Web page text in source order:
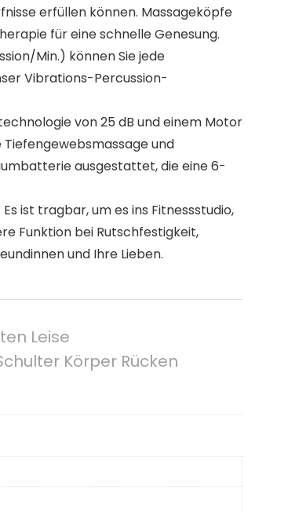
erfüllen können. Massageköpfe
für eine schnelle Genesung.
Min.) können Sie jede
Vibrations-Percussion-
von 25 dB und einem Motor
und
ausgestattet, die eine 6-
Es ist tragbar, um es ins Fitnessstudio,
Funktion bei Rutschfestigkeit,
und Ihre Lieben.
Leise
Körper Rücken